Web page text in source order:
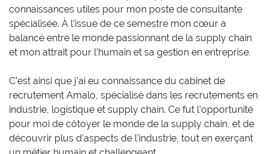
connaissances utiles pour mon poste de consultante
spécialisée. À l’issue de ce semestre mon cœur a
balancé entre le monde passionnant de la supply chain
et mon attrait pour l’humain et sa gestion en entreprise.
C’est ainsi que j’ai eu connaissance du cabinet de
recrutement Amalo, spécialisé dans les recrutements en
industrie, logistique et supply chain. Ce fut l’opportunité
pour moi de côtoyer le monde de la supply chain, et de
découvrir plus d’aspects de l’industrie, tout en exerçant